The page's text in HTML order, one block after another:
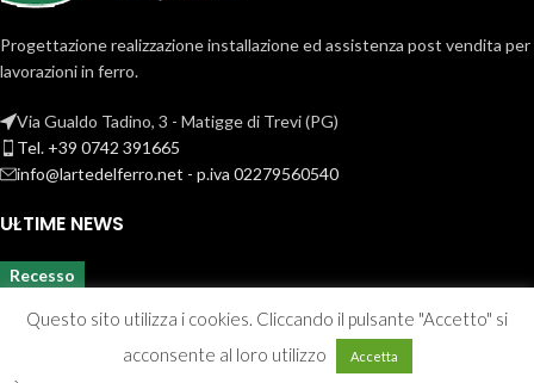
Progettazione realizzazione installazione ed assistenza post vendita per
lavorazioni in ferro.
Via Gualdo Tadino, 3 - Matigge di Trevi (PG)
Tel. +39 0742 391665
info@lartedelferro.net - p.iva 02279560540
ULTIME NEWS
Recesso
Questo sito utilizza i cookies. Cliccando il pulsante "Accetto" si
acconsente al loro utilizzo
Accetta